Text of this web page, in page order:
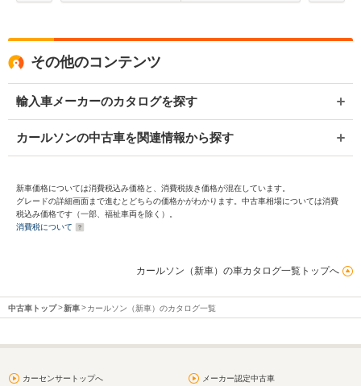
その他のコンテンツ
輸入車メーカーのカタログを探す
カールソンの中古車を関連情報から探す
新車価格については消費税込み価格と、消費税抜き価格が混在しています。
グレードの詳細画面まで進むとどちらの価格かがわかります。中古車相場については消費
税込み価格です（一部、福祉車両を除く）。
消費税について
カールソン（新車）の車カタログ一覧トップへ
中古車トップ 新車 カールソン（新車）のカタログ一覧
カーセンサートップへ メーカー認定中古車